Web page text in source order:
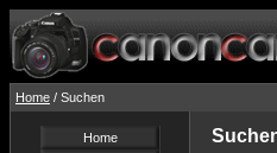
Home / Suchen
Home